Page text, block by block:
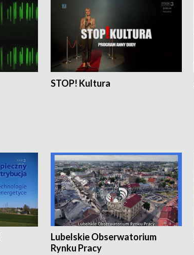
STOP! Kultura
Lubelskie Obserwatorium
Rynku Pracy